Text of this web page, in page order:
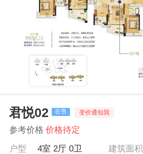
君悦02 在售 变价通知我
参考价格 价格待定
户型
4室 2厅 0卫 建筑面积